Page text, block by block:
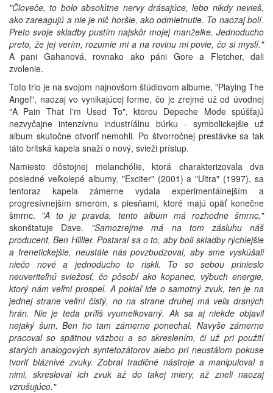
"Človeče, to bolo absolútne nervy drásajúce, lebo nikdy nevieš,
ako zareagujú a nie je nič horšie, ako odmietnutie. To naozaj bolí.
Preto svoje skladby pustím najskôr mojej manželke. Jednoducho
preto, že jej verím, rozumie mi a na rovinu mi povie, čo si myslí."
A pani Gahanová, rovnako ako páni Gore a Fletcher, dali
zvolenie.
Toto trio je na svojom najnovšom štúdiovom albume, "Playing The
Angel", naozaj vo vynikajúcej forme, čo je zrejmé už od úvodnej
"A Pain That I'm Used To", ktorou Depeche Mode spúšťajú
nezvyčajne intenzívnu industríálnu búrku - symbolickejšie už
album skutočne otvoriť nemohli. Po štvorročnej prestávke sa tak
táto britská kapela snaží o nový, svieži prístup.
Namiesto dôstojnej melanchólie, ktorá charakterizovala dva
posledné veľkolepé albumy, "Exciter" (2001) a "Ultra" (1997), sa
tentoraz kapela zámerne vydala experimentálnejším a
progresívnejším smerom, s piesňami, ktoré majú opäť konečne
šmrnc. "A to je pravda, tento album má rozhodne šmrnc,"
skonštatuje Dave. "Samozrejme má na tom zásluhu náš
producent, Ben Hillier. Postaral sa o to, aby boli skladby rýchlejšie
a frenetickejšie, neustále nás povzbudzoval, aby sme vyskúšali
niečo nové a jednoducho to riskli. To so sebou prinieslo
neuveriteľnú sviežosť, čo pôsobí ako kopanec, výbuch energie,
ktorý nám veľmi prospel. A pokiaľ ide o samotný zvuk, ten je na
jednej strane veľmi čistý, no na strane druhej má veľa drsných
hrán. Nie je teda príliš vyumelkovaný. Ak sa aj niekde objavil
nejaký šum, Ben ho tam zámerne ponechal. Navyše zámerne
pracoval so spätnou väzbou a so skreslením, či už pri použití
starých analogových syntetozátorov alebo pri neustálom pokuse
tvoriť bláznivé zvuky. Zobral tradičné nástroje a manipuloval s
nimi, skresloval ich zvuk až do takej miery, až zneli naozaj
vzrušujúco."